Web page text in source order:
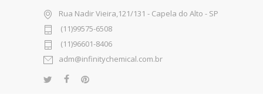
Rua Nadir Vieira,121/131 - Capela do Alto - SP
(11)99575-6508
(11)96601-8406
adm@infinitychemical.com.br